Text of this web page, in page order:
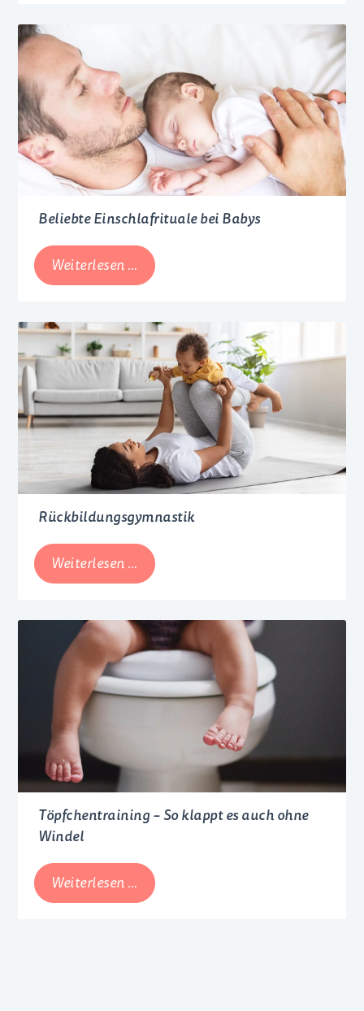
der
Schwangerschaft
Beliebte Einschlafrituale bei Babys
Weiterlesen … Beliebte
Einschlafrituale
Babys
Rückbildungsgymnastik
Weiterlesen …
Töpfchentraining – So klappt es auch ohne
Windel
Weiterlesen … Töpfchentraining
–